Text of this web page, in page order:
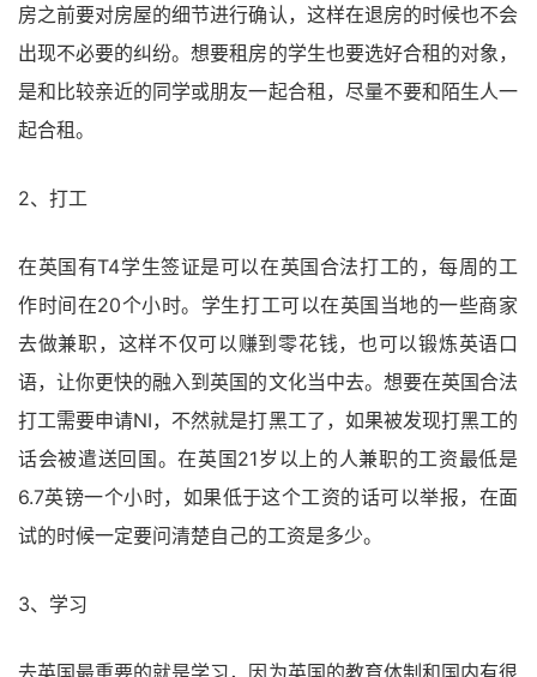
房之前要对房屋的细节进行确认，这样在退房的时候也不会
出现不必要的纠纷。想要租房的学生也要选好合租的对象，
是和比较亲近的同学或朋友一起合租，尽量不要和陌生人一
起合租。
2、打工
在英国有T4学生签证是可以在英国合法打工的，每周的工
作时间在20个小时。学生打工可以在英国当地的一些商家
去做兼职，这样不仅可以赚到零花钱，也可以锻炼英语口
语，让你更快的融入到英国的文化当中去。想要在英国合法
打工需要申请NI，不然就是打黑工了，如果被发现打黑工的
话会被遣送回国。在英国21岁以上的人兼职的工资最低是
6.7英镑一个小时，如果低于这个工资的话可以举报，在面
试的时候一定要问清楚自己的工资是多少。
3、学习
去英国最重要的就是学习，因为英国的教育体制和国内有很